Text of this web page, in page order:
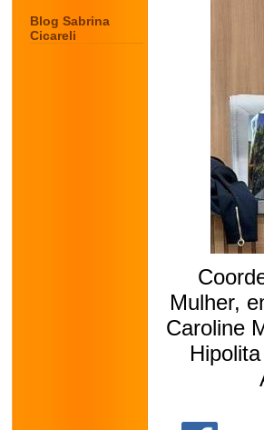
Blog Sabrina
Cicareli
Mulher,
Caroline